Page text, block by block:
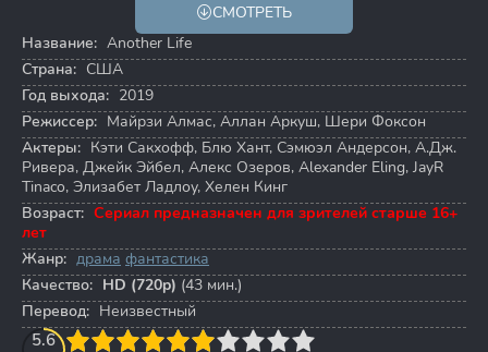
СМОТРЕТЬ
Название: Another Life
Страна: США
Год выхода: 2019
Режиссер: Майрзи Алмас, Аллан Аркуш, Шери Фоксон
Актеры: Кэти Сакхофф, Блю Хант, Сэмюэл Андерсон, А.Дж.
Ривера, Джейк Эйбел, Алекс Озеров, Alexander Eling, JayR
Tinaco, Элизабет Ладлоу, Хелен Кинг
Возраст: Сериал предназначен для зрителей старше 16+
лет
Жанр: драма фантастика
Качество: HD (720p) (43 мин.)
Перевод: Неизвестный
5.6
4 5 6 7 8 9 10